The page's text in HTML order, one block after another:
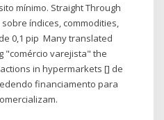
mínimo. Straight Through
sobre índices, commodities,
0,1 pip Many translated
"comércio varejista" the
in hypermarkets [] de
financiamento para